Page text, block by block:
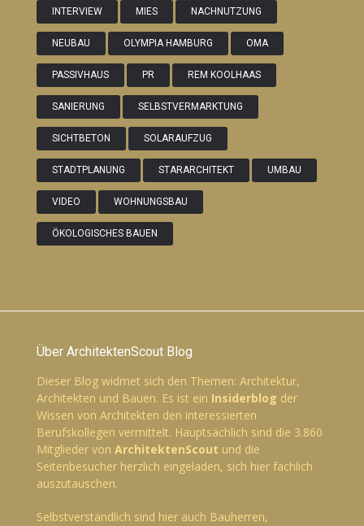
INTERVIEW MIES NACHNUTZUNG
NEUBAU OLYMPIA HAMBURG OMA
PASSIVHAUS PR REM KOOLHAAS
SANIERUNG SELBSTVERMARKTUNG
SICHTBETON SOLARAUFZUG
STADTPLANUNG STARARCHITEKT UMBAU
VIDEO WOHNUNGSBAU
ÖKOLOGISCHES BAUEN
Über ArchitektenScout Blog
Dieser Blog widmet sich den Themen: Architektur,
Architekten und Bauen. Es ist ein Insiderblog der
Wissen von Architekten den interessierten
Berufskollegen vermittelt. Hauptsächlich sind die 3.860
Mitglieder von ArchitektenScout und die
Seitenbesucher herzlich eingeladen, sich hier fachlich
auszutauschen.
Selbstverständlich sind hier auch Bauherren,